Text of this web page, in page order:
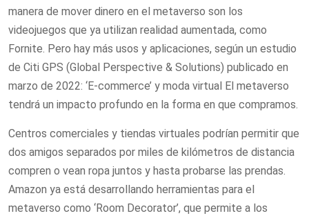
manera de mover dinero en el metaverso son los
videojuegos que ya utilizan realidad aumentada, como
Fornite. Pero hay más usos y aplicaciones, según un estudio
de Citi GPS (Global Perspective & Solutions) publicado en
marzo de 2022: ‘E-commerce’ y moda virtual El metaverso
tendrá un impacto profundo en la forma en que compramos.
Centros comerciales y tiendas virtuales podrían permitir que
dos amigos separados por miles de kilómetros de distancia
compren o vean ropa juntos y hasta probarse las prendas.
Amazon ya está desarrollando herramientas para el
metaverso como ‘Room Decorator’, que permite a los